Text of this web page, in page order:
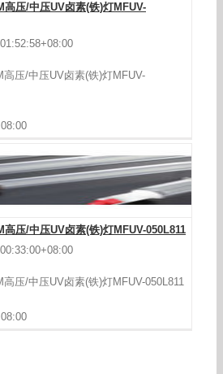
高压/中压UV卤素(铁)灯MFUV-
压/中压UV卤素(铁)灯MFUV-
高压/中压UV卤素(铁)灯
MFUV-050L811
压/中压UV卤素(铁)灯MFUV-050L811
压/中压UV卤素(铁)灯MFUV-050L811